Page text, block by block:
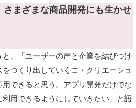
まざまな商品開発にも生かせ
、「ユーザーの声と企業を結びつけ
つくり出していくコ・クリエーショ
できると思う。アプリ開発だけでな
利用できるようにしていきたい」と語